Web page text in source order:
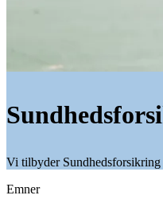
Vi tilbyder Sundhedsforsikring
Emner